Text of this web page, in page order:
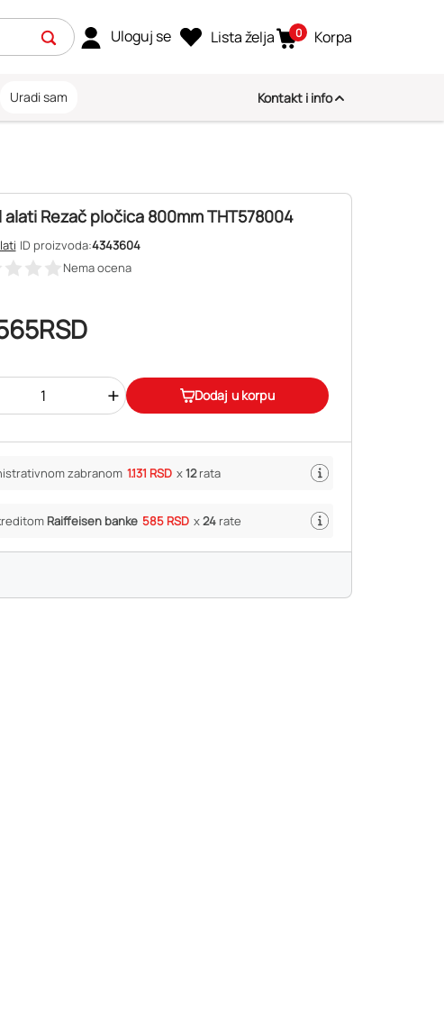
Uloguj se Lista želja 0 Korpa
Uradi sam Kontakt i info
alati Rezač pločica 800mm THT578004
ID proizvoda:4343604
Nema ocena
RSD
+ Dodaj u korpu
zabranom 1.131 RSD x12rata
Raiffeisen banke 585 RSD x24rate